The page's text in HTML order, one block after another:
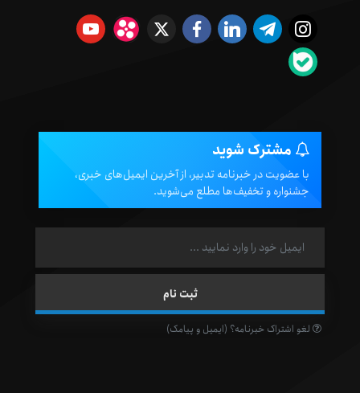
مشترک شوید
با عضویت در خبرنامه تدبیر، از آخرین ایمیل‌های خبری،
جشنواره و تخفیف‌ها مطلع می‌شوید.
لغو اشتراک خبرنامه؟ (ایمیل و پیامک)